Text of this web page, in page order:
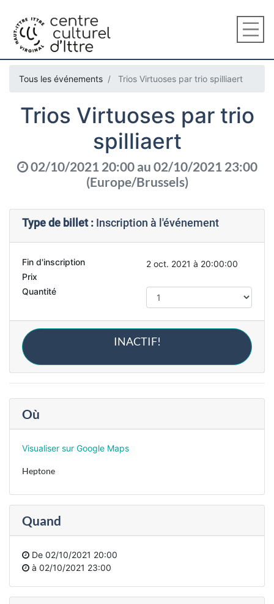
Tous les événements Trios Virtuoses par trio spilliaert
Trios Virtuoses par trio
spilliaert
02/10/2021 20:00au 02/10/2021 23:00
(Europe/Brussels)
Type de billet : Inscription à l'événement
Fin d'inscription
2 oct. 2021 à 20:00:00
Prix
Quantité
INACTIF!
Où
Visualiser sur Google Maps
Heptone
Quand
De 02/10/2021 20:00
à 02/10/2021 23:00